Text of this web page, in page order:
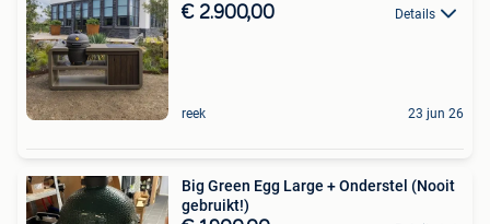
€ 2.900,00 Details
reek 23 jun 26
Big Green Egg Large + Onderstel (Nooit
gebruikt!)